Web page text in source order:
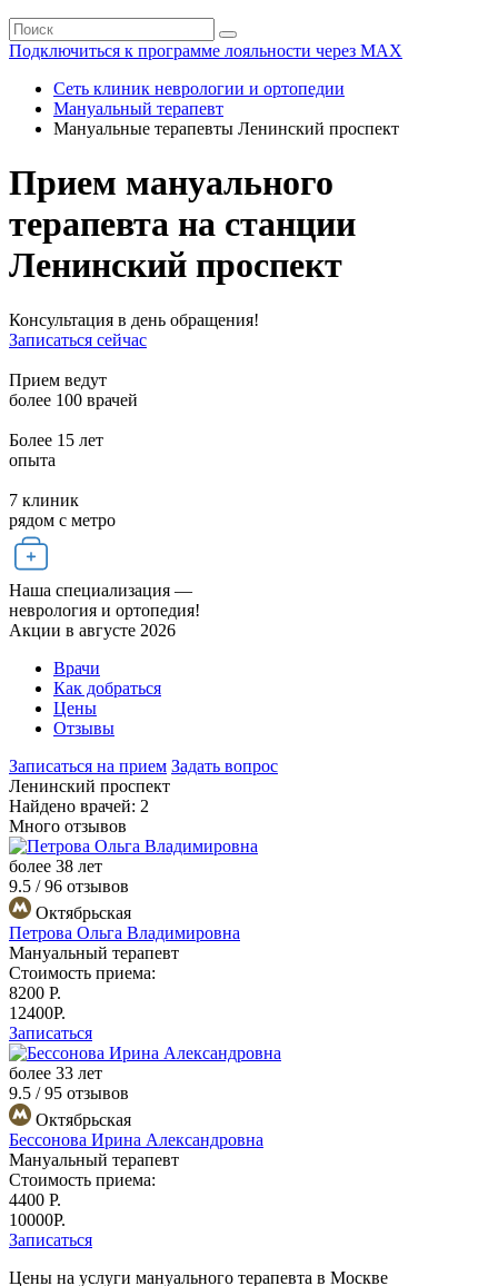
Подключиться к программе лояльности через MAX
Сеть клиник неврологии и ортопедии
Мануальный терапевт
Мануальные терапевты Ленинский проспект
Прием мануального
терапевта на станции
Ленинский проспект
Консультация в день обращения!
Записаться сейчас
Прием ведут
более 100 врачей
Более 15 лет
опыта
7 клиник
рядом с метро
Наша специализация —
неврология и ортопедия!
Акции в августе 2026
Врачи
Как добраться
Цены
Отзывы
Записаться на прием Задать вопрос
Ленинский проспект
Найдено врачей: 2
Много отзывов
более 38 лет
9.5 /96 отзывов
Октябрьская
Петрова Ольга Владимировна
Мануальный терапевт
Стоимость приема:
8200 Р.
12400Р.
Записаться
более 33 лет
9.5 /95 отзывов
Октябрьская
Бессонова Ирина Александровна
Мануальный терапевт
Стоимость приема:
4400 Р.
10000Р.
Записаться
Цены на услуги мануального терапевта в Москве